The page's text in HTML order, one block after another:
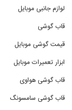
لوازم جانبی موبایل
قاب گوشی
قیمت گوشی موبایل
ابزار تعمیرات موبایل
قاب گوشی هواوی
قاب گوشی سامسونگ